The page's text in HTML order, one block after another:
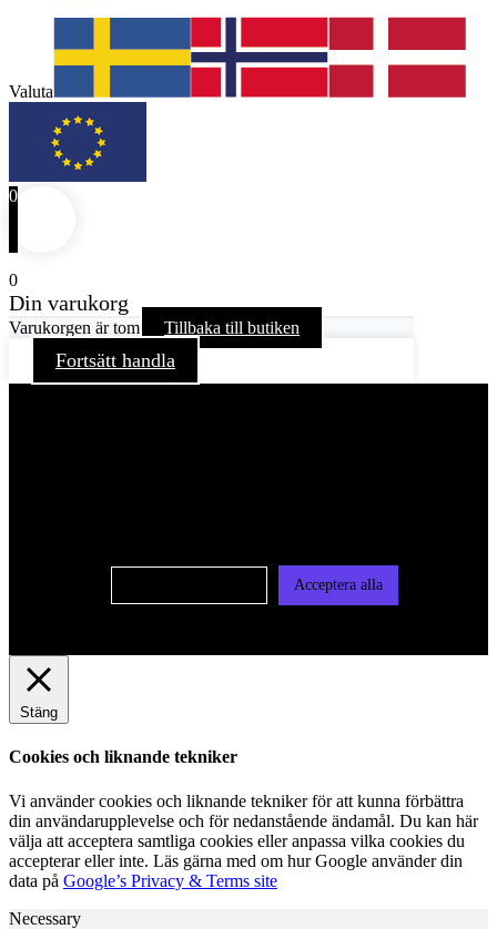
Valuta
0
0
Din varukorg
Varukorgen är tom Tillbaka till butiken
Fortsätt handla
Acceptera alla
Stäng
Cookies och liknande tekniker
Vi använder cookies och liknande tekniker för att kunna förbättra
din användarupplevelse och för nedanstående ändamål. Du kan här
välja att acceptera samtliga cookies eller anpassa vilka cookies du
accepterar eller inte. Läs gärna med om hur Google använder din
data på Google’s Privacy & Terms site
Necessary